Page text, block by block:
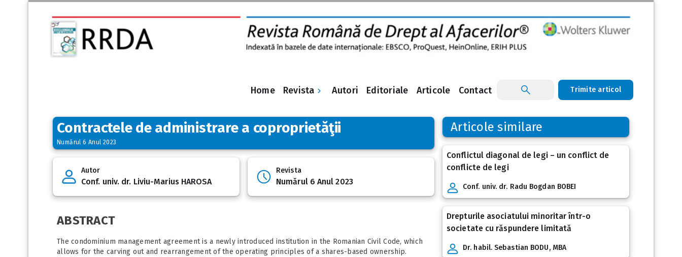
Home Revista Autori Editoriale Articole Contact Trimite articol
Contractele de administrare a coproprietăţii
Numărul 6 Anul 2023
Autor
Conf. univ. dr. Liviu-Marius HAROSA
Revista
Numărul 6 Anul 2023
ABSTRACT
The condominium management agreement is a newly introduced institution in the Romanian Civil Code, which
allows for the carving out and rearrangement of the operating principles of a shares-based ownership.
Articole similare
Conflictul diagonal de legi – un conflict de
conflicte de legi
Conf. univ. dr. Radu Bogdan BOBEI
Drepturile asociatului minoritar într-o
societate cu răspundere limitată
Dr. habil. Sebastian BODU, MBA